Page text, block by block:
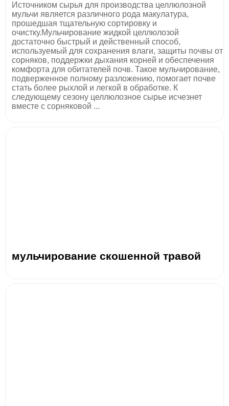
Источником сырья для производства целлюлозной
мульчи является различного рода макулатура,
прошедшая тщательную сортировку и
очистку.Мульчирование жидкой целлюлозой
достаточно быстрый и действенный способ,
используемый для сохранения влаги, защиты почвы от
сорняков, поддержки дыхания корней и обеспечения
комфорта для обитателей почв. Такое мульчирование,
подверженное полному разложению, помогает почве
стать более рыхлой и легкой в обработке. К
следующему сезону целлюлозное сырье исчезнет
вместе с сорняковой ...
мульчирование скошенной травой